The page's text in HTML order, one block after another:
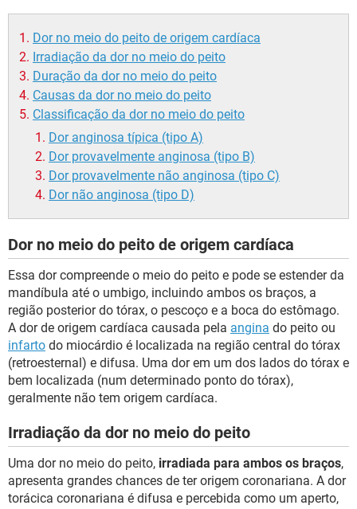
Dor no meio do peito de origem cardíaca
Irradiação da dor no meio do peito
Duração da dor no meio do peito
Causas da dor no meio do peito
Classificação da dor no meio do peito
Dor anginosa típica (tipo A)
Dor provavelmente anginosa (tipo B)
Dor provavelmente não anginosa (tipo C)
Dor não anginosa (tipo D)
Dor no meio do peito de origem cardíaca
Essa dor compreende o meio do peito e pode se estender da
mandíbula até o umbigo, incluindo ambos os braços, a
região posterior do tórax, o pescoço e a boca do estômago.
A dor de origem cardíaca causada pela angina do peito ou
infarto do miocárdio é localizada na região central do tórax
(retroesternal) e difusa. Uma dor em um dos lados do tórax e
bem localizada (num determinado ponto do tórax),
geralmente não tem origem cardíaca.
Irradiação da dor no meio do peito
Uma dor no meio do peito, irradiada para ambos os braços,
apresenta grandes chances de ter origem coronariana. A dor
torácica coronariana é difusa e percebida como um aperto,